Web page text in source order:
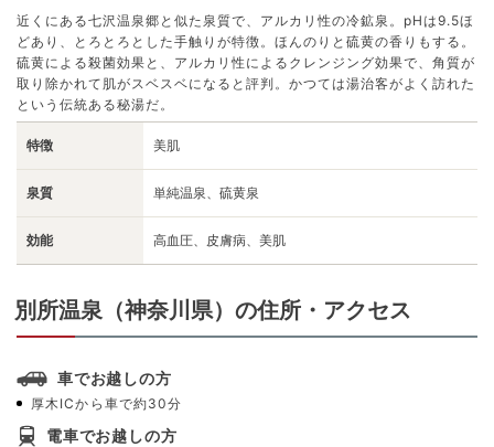
近くにある七沢温泉郷と似た泉質で、アルカリ性の冷鉱泉。pHは9.5ほ
どあり、とろとろとした手触りが特徴。ほんのりと硫黄の香りもする。
硫黄による殺菌効果と、アルカリ性によるクレンジング効果で、角質が
取り除かれて肌がスベスベになると評判。かつては湯治客がよく訪れた
という伝統ある秘湯だ。
特徴 美肌
泉質 単純温泉、硫黄泉
効能 高血圧、皮膚病、美肌
別所温泉（神奈川県）の住所・アクセス
車でお越しの方
厚木ICから車で約30分
電車でお越しの方